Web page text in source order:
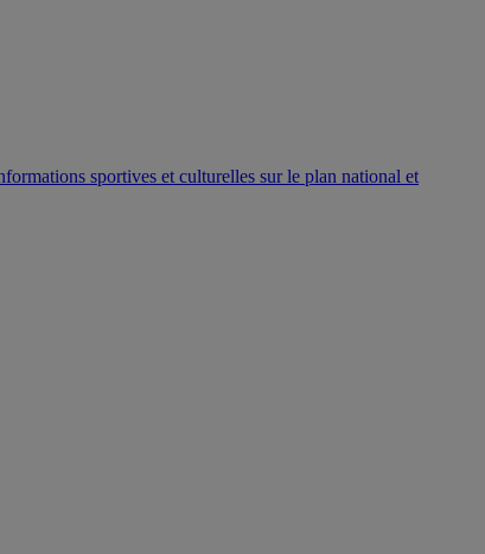
sportives et culturelles sur le plan national et